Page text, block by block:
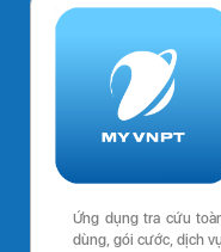
Ứng dụng tra cứu
dùng, gói cước, dịch